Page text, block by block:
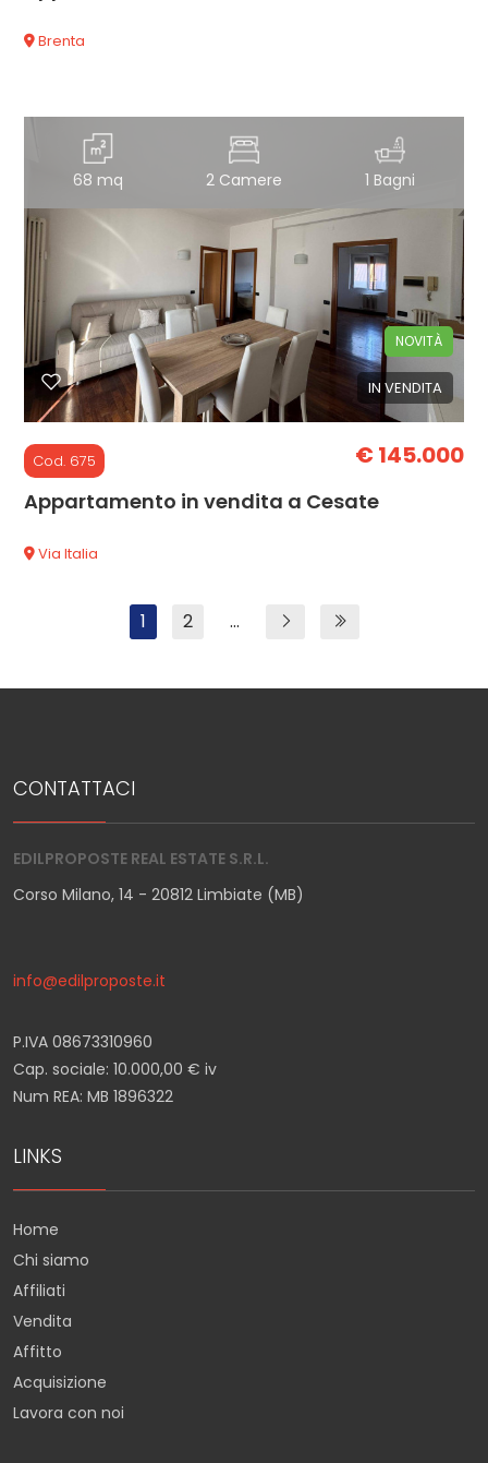
Brenta
68 mq 2 Camere 1 Bagni
IN VENDITA
NOVITÀ
Cod. 675 € 145.000
Appartamento in vendita a Cesate
Via Italia
1 2 ...
CONTATTACI
EDILPROPOSTE REAL ESTATE S.R.L.
Corso Milano, 14 - 20812 Limbiate (MB)
info@edilproposte.it
P.IVA 08673310960
Cap. sociale: 10.000,00 € iv
Num REA: MB 1896322
LINKS
Home
Chi siamo
Affiliati
Vendita
Affitto
Acquisizione
Lavora con noi